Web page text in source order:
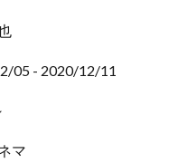
05 - 2020/12/11
マ